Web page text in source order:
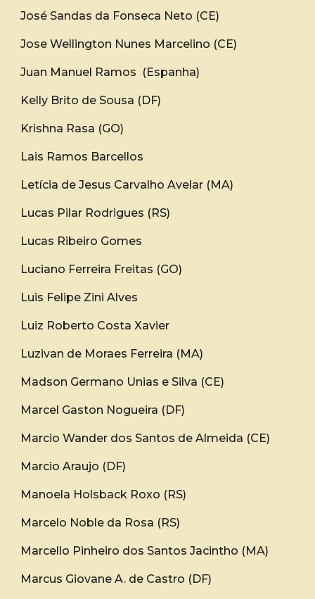
José Sandas da Fonseca Neto (CE)
Jose Wellington Nunes Marcelino (CE)
Juan Manuel Ramos (Espanha)
Kelly Brito de Sousa (DF)
Krishna Rasa (GO)
Lais Ramos Barcellos
Letícia de Jesus Carvalho Avelar (MA)
Lucas Pilar Rodrigues (RS)
Lucas Ribeiro Gomes
Luciano Ferreira Freitas (GO)
Luis Felipe Zini Alves
Luiz Roberto Costa Xavier
Luzivan de Moraes Ferreira (MA)
Madson Germano Unias e Silva (CE)
Marcel Gaston Nogueira (DF)
Marcio Wander dos Santos de Almeida (CE)
Marcio Araujo (DF)
Manoela Holsback Roxo (RS)
Marcelo Noble da Rosa (RS)
Marcello Pinheiro dos Santos Jacintho (MA)
Marcus Giovane A. de Castro (DF)